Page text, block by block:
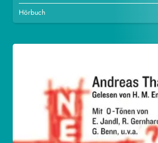
Hörbuch